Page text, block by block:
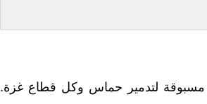
غير مسبوقة لتدمير حماس وكل قطاع غزة.